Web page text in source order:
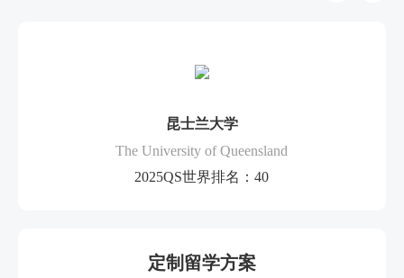
昆士兰大学
The University of Queensland
2025QS世界排名：40
定制留学方案